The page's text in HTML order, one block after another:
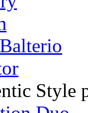
Style